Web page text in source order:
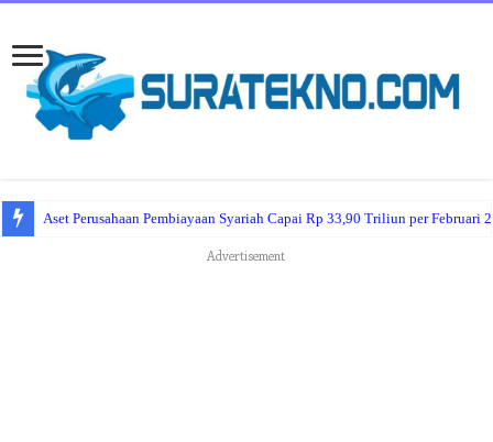
Aset Perusahaan Pembiayaan Syariah Capai Rp 33,90 Triliun per Februari
Advertisement